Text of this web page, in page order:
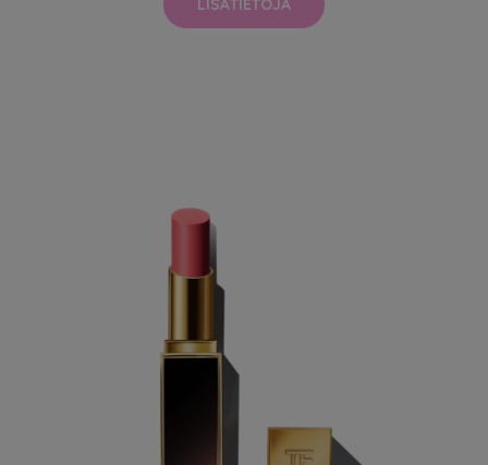
LISÄTIETOJA